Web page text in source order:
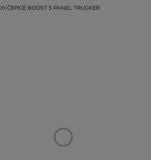
ČEPICE BOOST 5 PANEL TRUCKER